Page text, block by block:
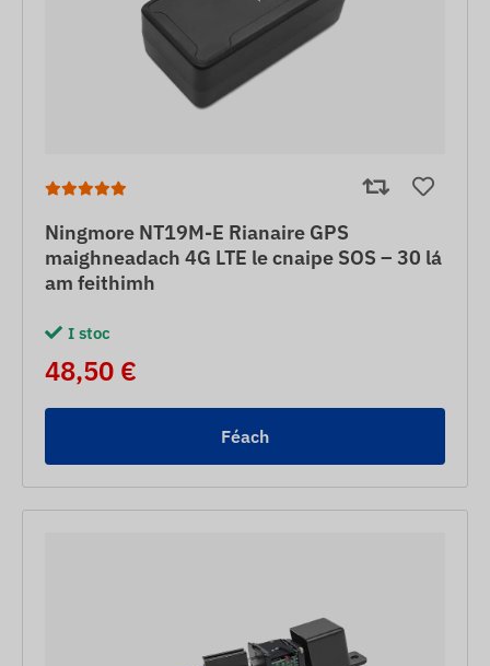
Ningmore NT19M-E Rianaire GPS
maighneadach 4G LTE le cnaipe SOS – 30 lá
am feithimh
I stoc
48,50 €
Féach